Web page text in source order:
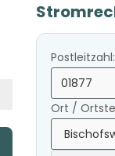
Postleitzahl:
Ort /